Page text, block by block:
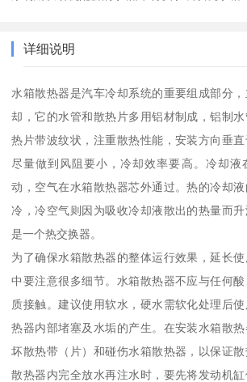
详细说明
水箱散热器是汽车冷却系统的重要组成部分
却，它的水管和散热片多用铝材制成，铝制
热片带波纹状，注重散热性能，安装方向垂直
尽量做到风阻要小，冷却效率要高。冷却液
动，空气在水箱散热器芯外通过。热的冷却
冷，冷空气则因为吸收冷却液散出的热量而
是一个热交换器。
为了确保水箱散热器的整体运行效果，延长
中要注意很多细节。水箱散热器不应与任何
质接触。建议使用软水，硬水需软化处理后
热器内部堵塞及水垢的产生。在安装水箱散
坏散热带（片）和碰伤水箱散热器，以保证
散热器内完全放水再注水时，要先将发动机缸